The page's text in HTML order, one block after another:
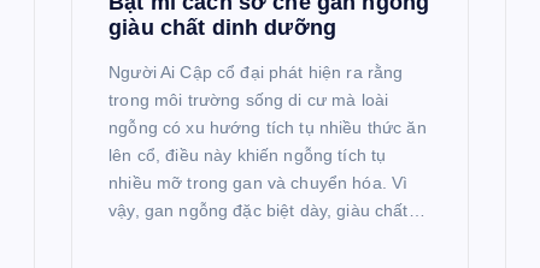
giàu chất dinh dưỡng
Người Ai Cập cổ đại phát hiện ra rằng
trong môi trường sống di cư mà loài
ngỗng có xu hướng tích tụ nhiều thức ăn
lên cổ, điều này khiến ngỗng tích tụ
nhiều mỡ trong gan và chuyển hóa. Vì
vậy, gan ngỗng đặc biệt dày, giàu chất…